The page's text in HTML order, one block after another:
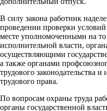
В силу закона работник
проведении проверки
месте уполномоченными на
исполнительной власти,
осуществляющими
а также органами
трудового законодательства
трудового права.
По вопросам охраны труда
органы государственной